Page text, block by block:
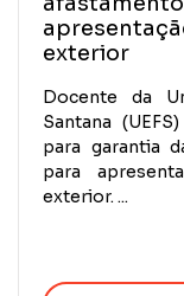
exterior
Docente da
Santana
para garantia
para
exterior. ...